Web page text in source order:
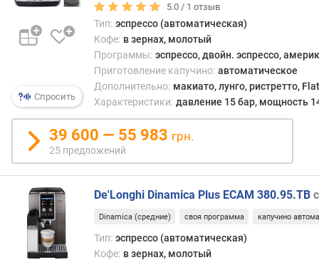
а
не
одни
—
а
р
в
о
д
ы
(
л
)
е
м
к
Спросить
5.0 / 1 отзыв
Тип: эспрессо (автоматическая)
Кофе: в зернах, молотый
Программы: эспрессо, двойн. эспрессо,
Приготовление капучино: автоматическое
Дополнительно: макиато, лунго, ристретто,
Характеристики: давление 15 бар, мощность
39 600 — 55 983 грн.
25 предложений
De'Longhi Dinamica Plus ECAM 380.95.TB
Dinamica (средние) своя программа капучино
Тип: эспрессо (автоматическая)
Кофе: в зернах, молотый